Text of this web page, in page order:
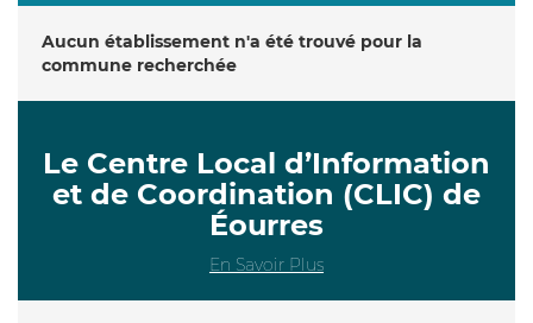
Aucun établissement n'a été trouvé pour la
commune recherchée
Le Centre Local d’Information
et de Coordination (CLIC) de
Éourres
En Savoir Plus